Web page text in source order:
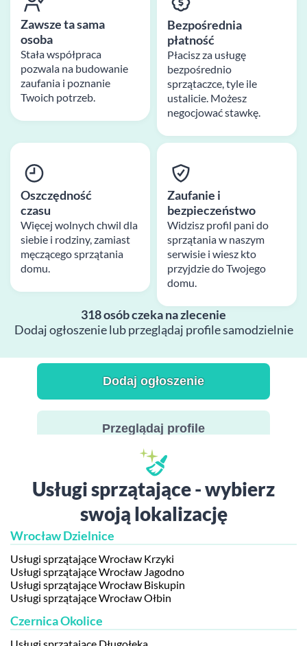
Zawsze ta sama
osoba
Stała współpraca
pozwala na budowanie
zaufania i poznanie
Twoich potrzeb.
Oszczędność
czasu
Więcej wolnych chwil dla
siebie i rodziny, zamiast
męczącego sprzątania
domu.
Bezpośrednia
płatność
Płacisz za usługę
bezpośrednio
sprzątaczce, tyle ile
ustalicie. Możesz
negocjować stawkę.
Zaufanie i
bezpieczeństwo
Widzisz profil pani do
sprzątania w naszym
serwisie i wiesz kto
przyjdzie do Twojego
domu.
318 osób czeka na zlecenie
Dodaj ogłoszenie lub przeglądaj profile samodzielnie
Dodaj ogłoszenie
Przeglądaj profile
Usługi sprzątające - wybierz
swoją lokalizację
Wrocław Dzielnice
Usługi sprzątające Wrocław Krzyki
Usługi sprzątające Wrocław Jagodno
Usługi sprzątające Wrocław Biskupin
Usługi sprzątające Wrocław Ołbin
Czernica Okolice